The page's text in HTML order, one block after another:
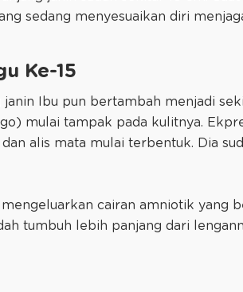
sedang menyesuaikan diri
Ke-15
Ibu pun bertambah menjadi
mulai tampak pada kulitnya.
alis mata mulai terbentuk. Dia
cairan amniotik yang
tumbuh lebih panjang dari